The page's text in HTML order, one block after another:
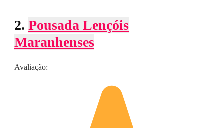
2. Pousada Lençóis
Maranhenses
Avaliação: